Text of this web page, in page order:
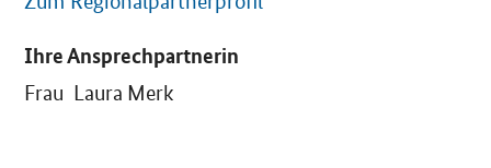
Ihre Ansprechpartnerin
Frau Laura Merk